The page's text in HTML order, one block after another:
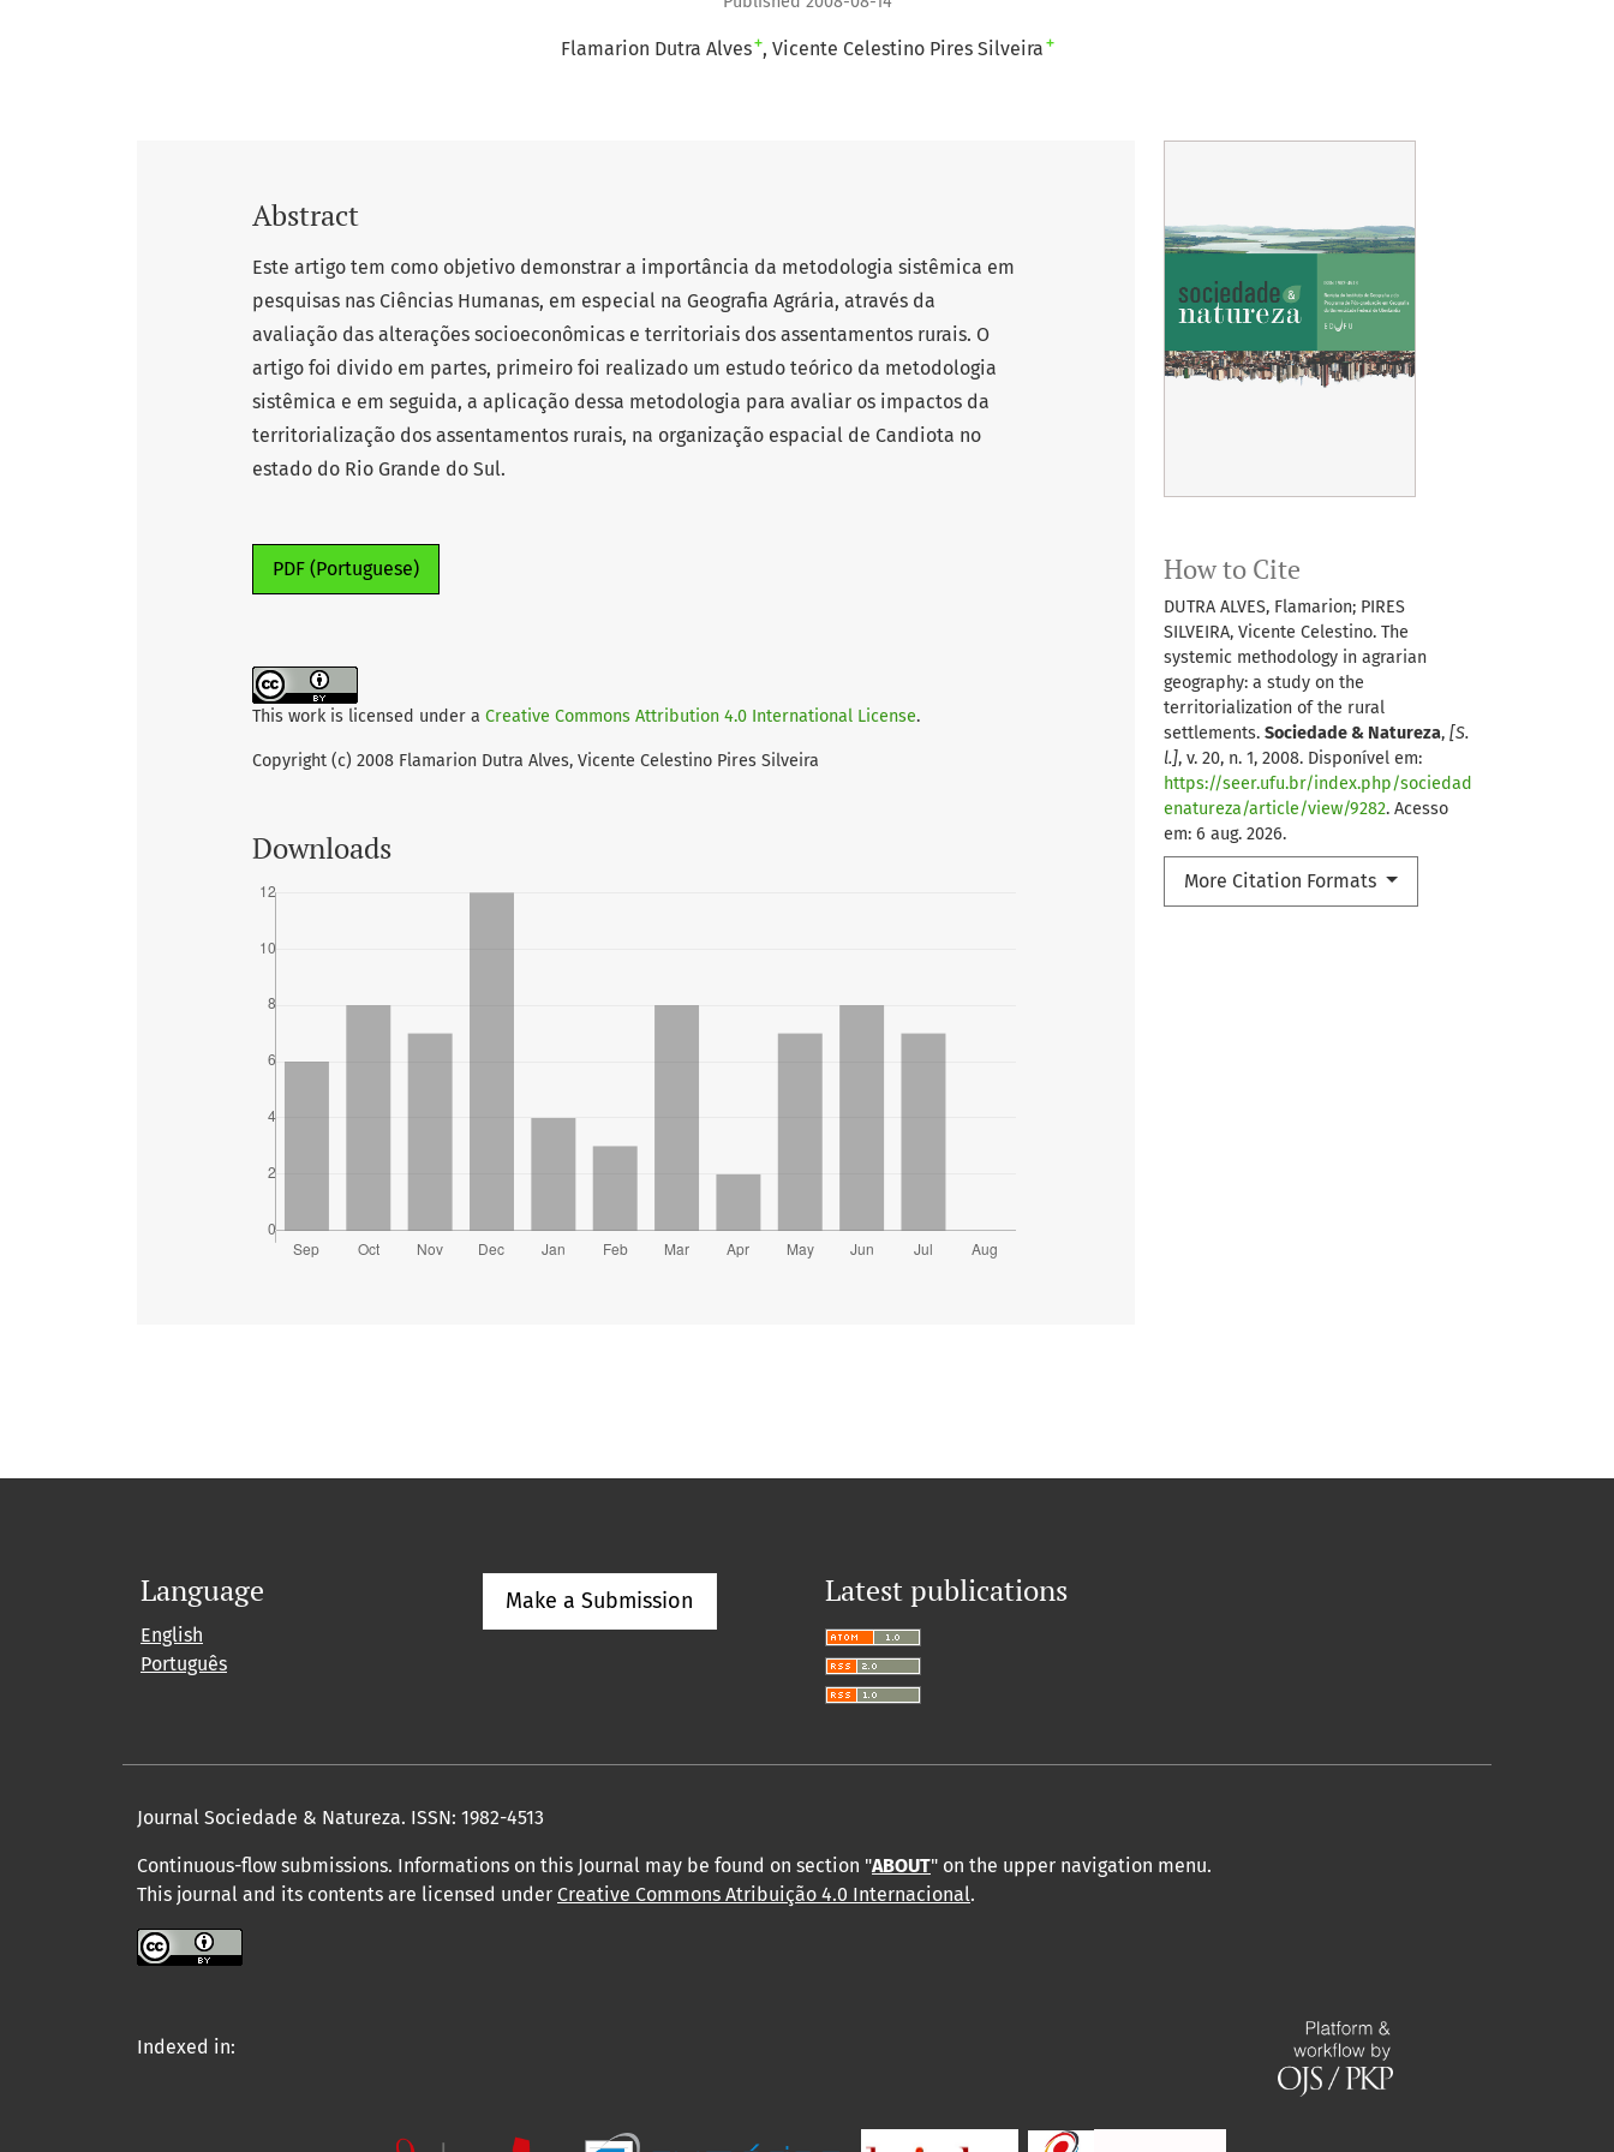
Flamarion Dutra Alves+ Vicente Celestino Pires Silveira +
How to Cite
DUTRA ALVES, Flamarion; PIRES
SILVEIRA, Vicente Celestino. The
systemic methodology in agrarian
geography: a study on the
territorialization of the rural
settlements. Sociedade & Natureza, [S.
l.], v. 20, n. 1, 2008. Disponível em:
https://seer.ufu.br/index.php/sociedad
enatureza/article/view/9282. Acesso
em: 6 aug. 2026.
More Citation Formats
Abstract
Este artigo tem como objetivo demonstrar a importância da metodologia sistêmica em
pesquisas nas Ciências Humanas, em especial na Geografia Agrária, através da
avaliação das alterações socioeconômicas e territoriais dos assentamentos rurais. O
artigo foi divido em partes, primeiro foi realizado um estudo teórico da metodologia
sistêmica e em seguida, a aplicação dessa metodologia para avaliar os impactos da
territorialização dos assentamentos rurais, na organização espacial de Candiota no
estado do Rio Grande do Sul.
PDF (Portuguese)
This work is licensed under a Creative Commons Attribution 4.0 International License.
Copyright (c) 2008 Flamarion Dutra Alves, Vicente Celestino Pires Silveira
Downloads
Language
English
Português
Make a Submission Latest publications
Journal Sociedade & Natureza. ISSN: 1982-4513
Continuous-flow submissions. Informations on this Journal may be found on section "ABOUT" on the upper navigation menu.
This journal and its contents are licensed under Creative Commons Atribuição 4.0 Internacional.
Indexed in: